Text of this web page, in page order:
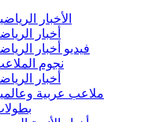
الأخبار
أخبار
فيديو أخبار
نجوم
أخبار
ملاعب عربية